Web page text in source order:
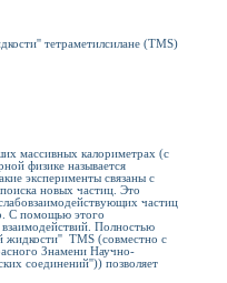
тетраметилсилане (TMS)
массивных калориметрах (с
физике называется
эксперименты связаны с
новых частиц. Это
частиц
С помощью этого
Полностью
жидкости'' ТМS (совместно с
Знамени Научно-
соединений'')) позволяет